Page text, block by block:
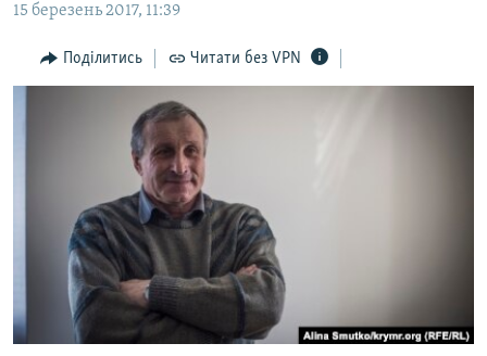
навігації
Перейти
БЛОГИ
ПОГЛЯД
СПЕЦПРОЕКТИ
ДЕПОРТАЦІЯ
ВІДЕОУРОКИ «ELIFBE»
СВІДЧЕННЯ ОКУПАЦІЇ
УКРАЇНСЬКА ПРОБЛЕМА КРИМУ
ЯК ОБІЙТИ БЛОКУВАННЯ
Русский
Qırımtatar
15 березень 2017, 11:39
Поділитись Читати без VPN